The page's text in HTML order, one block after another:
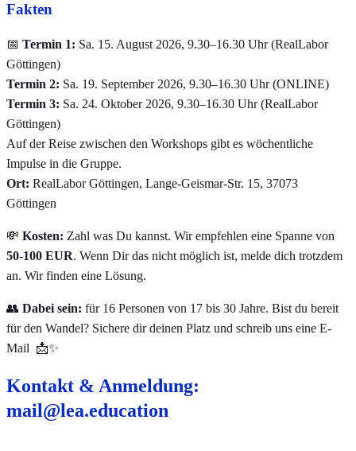
Fakten
📅 Termin 1: Sa. 15. August 2026, 9.30–16.30 Uhr (RealLabor
Göttingen)
Termin 2: Sa. 19. September 2026, 9.30–16.30 Uhr (ONLINE)
Termin 3: Sa. 24. Oktober 2026, 9.30–16.30 Uhr (RealLabor
Göttingen)
Auf der Reise zwischen den Workshops gibt es wöchentliche
Impulse in die Gruppe.
Ort: RealLabor Göttingen, Lange-Geismar-Str. 15, 37073
Göttingen
💸 Kosten: Zahl was Du kannst. Wir empfehlen eine Spanne von
50-100 EUR. Wenn Dir das nicht möglich ist, melde dich trotzdem
an. Wir finden eine Lösung.
👥 Dabei sein: für 16 Personen von 17 bis 30 Jahre. Bist du bereit
für den Wandel? Sichere dir deinen Platz und schreib uns eine E-
Mail 📩✨
Kontakt & Anmeldung:
mail@lea.education